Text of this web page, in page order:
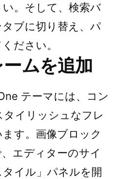
。そして、検索バ
ブに切り替え、パ
ださい。
ムを追加
テーマには、コン
イリッシュなフレ
す。画像ブロック
エディターのサイ
タイル」パネルを開